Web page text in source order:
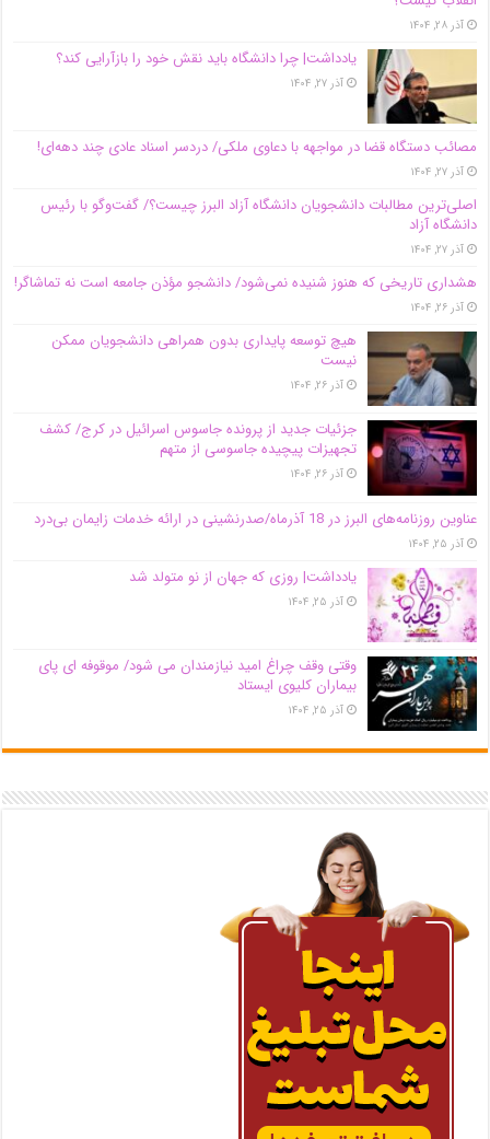
آذر ۲۸, ۱۴۰۴
یادداشت| چرا دانشگاه باید نقش خود را بازآرایی کند؟
آذر ۲۷, ۱۴۰۴
مصائب دستگاه قضا در مواجهه با دعاوی ملکی/ دردسر اسناد عادی چند‌ دهه‌ای!
آذر ۲۷, ۱۴۰۴
اصلی‌ترین مطالبات دانشجویان دانشگاه آزاد البرز چیست؟/ گفت‌وگو با رئیس
دانشگاه آز‌اد
آذر ۲۷, ۱۴۰۴
هشداری تاریخی که هنوز شنیده نمی‌شود/ دانشجو مؤذن جامعه است نه تماشاگر!
آذر ۲۶, ۱۴۰۴
هیچ توسعه پایداری بدون همراهی دانشجویان ممکن
نیست
آذر ۲۶, ۱۴۰۴
جزئیات جدید از پرونده جاسوس اسرائیل در کرج/‌ کشف
تجهیزات پیچیده جاسوسی از متهم
آذر ۲۶, ۱۴۰۴
عناوین روزنامه‌های البرز در ‌18 آذرماه/صدرنشینی در ارائه خدمات زایمان بی‌درد
آذر ۲۵, ۱۴۰۴
یادداشت| روزی که جهان از نو متولد شد
آذر ۲۵, ۱۴۰۴
وقتی وقف چراغ امید نیازمندان می شود/ موقوفه ای پای
بیماران کلیوی ایستاد
آذر ۲۵, ۱۴۰۴